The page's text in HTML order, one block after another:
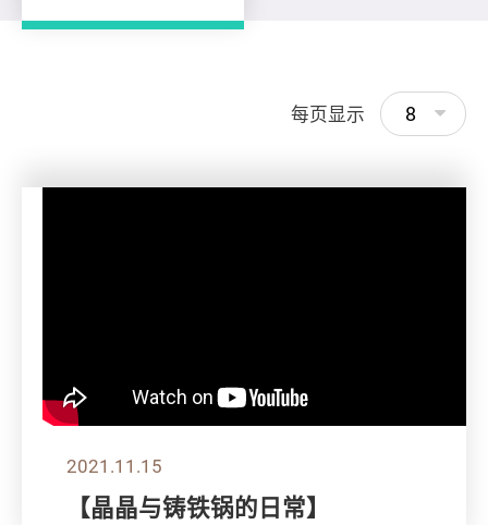
每页显示 8
2021.11.15
【晶晶与铸铁锅的日常】